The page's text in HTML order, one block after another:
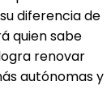
diferencia de
quien sabe
renovar
autónomas y